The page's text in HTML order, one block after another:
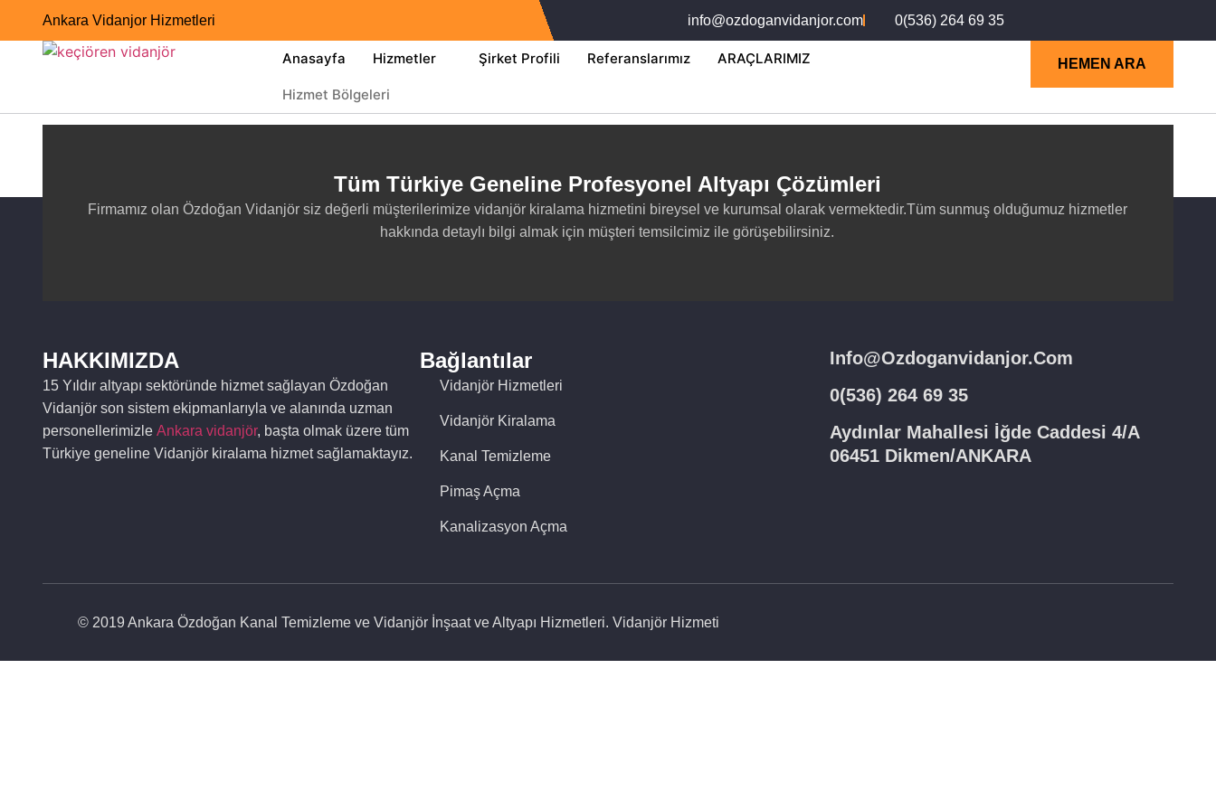
Ankara Vidanjor Hizmetleri info@ozdoganvidanjor.com 0(536) 264 69 35
Anasayfa Hizmetler Şirket Profili Referanslarımız ARAÇLARIMIZ
Hizmet Bölgeleri
HEMEN ARA
Tüm Türkiye Geneline Profesyonel Altyapı Çözümleri
Firmamız olan Özdoğan Vidanjör siz değerli müşterilerimize vidanjör kiralama hizmetini bireysel ve kurumsal olarak vermektedir.Tüm sunmuş olduğumuz hizmetler
hakkında detaylı bilgi almak için müşteri temsilcimiz ile görüşebilirsiniz.
HAKKIMIZDA
15 Yıldır altyapı sektöründe hizmet sağlayan Özdoğan
Vidanjör son sistem ekipmanlarıyla ve alanında uzman
personellerimizle Ankara vidanjör, başta olmak üzere tüm
Türkiye geneline Vidanjör kiralama hizmet sağlamaktayız.
Bağlantılar
Vidanjör Hizmetleri
Vidanjör Kiralama
Kanal Temizleme
Pimaş Açma
Kanalizasyon Açma
Info@ozdoganvidanjor.com
0(536) 264 69 35
Aydınlar Mahallesi İğde Caddesi 4/A
06451 Dikmen/ANKARA
© 2019 Ankara Özdoğan Kanal Temizleme ve Vidanjör İnşaat ve Altyapı Hizmetleri. Vidanjör Hizmeti